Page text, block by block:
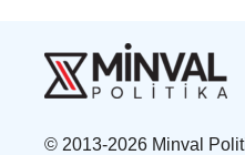
© 2013-2026 Minval